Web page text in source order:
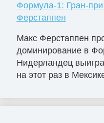
Формула-1: Гран-
Ферстаппен
Макс Ферстаппен
доминирование в
Нидерландец
на этот раз в